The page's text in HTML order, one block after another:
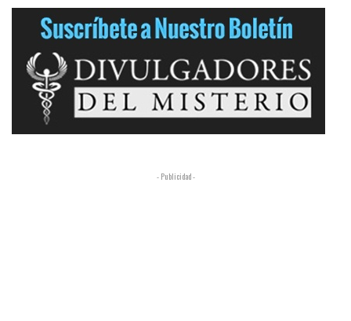
- Publicidad -